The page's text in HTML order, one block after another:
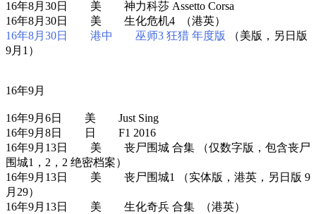
16年8月30日 美 神力科莎 Assetto Corsa
16年8月30日 美 生化危机4 （港英）
16年8月30日 港中 巫师3 狂猎 年度版
（美版，另日版
9月1）
16年9月
16年9月6日 美 Just Sing
16年9月8日 日 F1 2016
16年9月13日 美 丧尸围城 合集 （仅数字版，包含丧尸
围城1，2，2 绝密档案）
16年9月13日 美 丧尸围城1 （实体版，港英，另日版 9
月29）
16年9月13日 美 生化奇兵 合集 （港英）